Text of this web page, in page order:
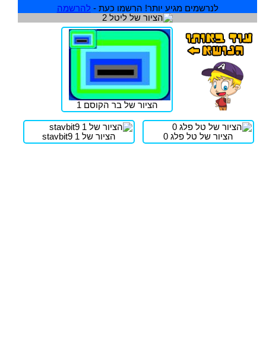
לנרשמים מגיע יותר! הרשמו כעת - להרשמה
הציור של בר הקוסם 1
הציור של טל פלג 0 הציור של stavbit9 1